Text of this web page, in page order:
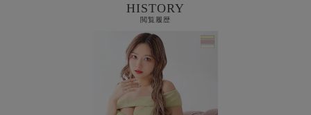
HISTORY
閲覧履歴